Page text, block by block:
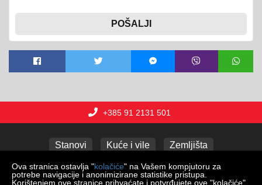
POŠALJI
+385 91 2131 501
Stanovi Kuće i vile Zemljišta
Poslovni prostori Apartmani Garaže
Ova stranica ostavlja "kolačiće" na Vašem kompjutoru za
potrebe navigacije i anonimizirane statistike pristupa.
Korištenjem ove stranice prihvaćate i potvrđujete ove "kolačiće".